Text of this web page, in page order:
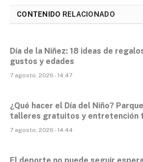
CONTENIDO RELACIONADO
Día de la Niñez: 18 ideas de
gustos y edades
7 agosto, 2026 - 14:47
¿Qué hacer el Día del Niño?
talleres gratuitos y entretención
7 agosto, 2026 - 14:44